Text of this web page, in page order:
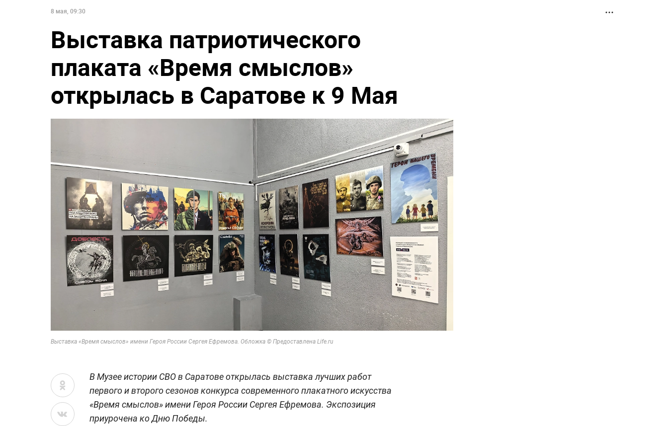
8 мая, 09:30
Выставка патриотического
плаката «Время смыслов»
открылась в Саратове к 9 Мая
Выставка «Время смыслов» имени Героя России Сергея Ефремова. Обложка © Предоставлена Life.ru
В Музее истории СВО в Саратове открылась выставка лучших работ
первого и второго сезонов конкурса современного плакатного искусства
«Время смыслов» имени Героя России Сергея Ефремова. Экспозиция
приурочена ко Дню Победы.